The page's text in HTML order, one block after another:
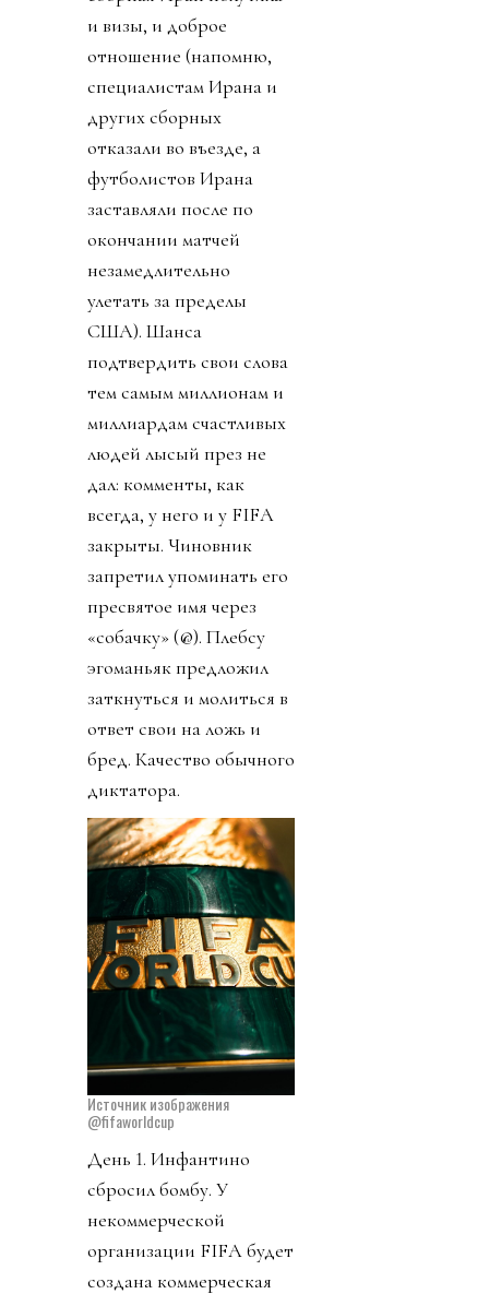
и визы, и доброе
отношение (напомню,
специалистам Ирана и
других сборных
отказали во въезде, а
футболистов Ирана
заставляли после по
окончании матчей
незамедлительно
улетать за пределы
США). Шанса
подтвердить свои слова
тем самым миллионам и
миллиардам счастливых
людей лысый през не
дал: комменты, как
всегда, у него и у FIFA
закрыты. Чиновник
запретил упоминать его
пресвятое имя через
«собачку» (@). Плебсу
эгоманьяк предложил
заткнуться и молиться в
ответ свои на ложь и
бред. Качество обычного
диктатора.
Источник изображения
@fifaworldcup
День 1. Инфантино
сбросил бомбу. У
некоммерческой
организации FIFA будет
создана коммерческая